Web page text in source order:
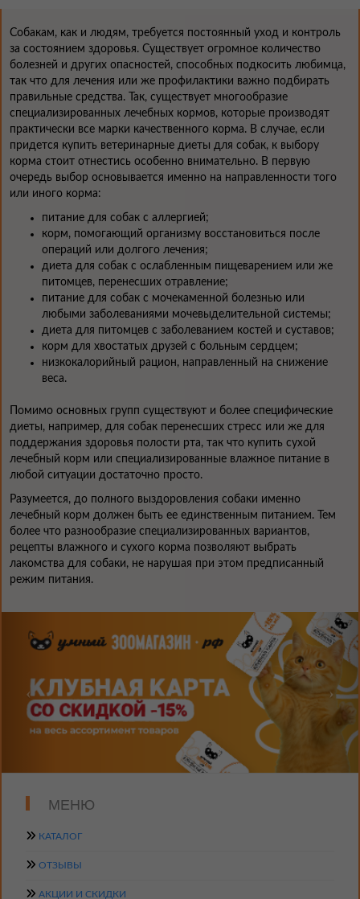
Собакам, как и людям, требуется постоянный уход и контроль
за состоянием здоровья. Существует огромное количество
болезней и других опасностей, способных подкосить любимца,
так что для лечения или же профилактики важно подбирать
правильные средства. Так, существует многообразие
специализированных лечебных кормов, которые производят
практически все марки качественного корма. В случае, если
придется купить ветеринарные диеты для собак, к выбору
корма стоит отнестись особенно внимательно. В первую
очередь выбор основывается именно на направленности того
или иного корма:
питание для собак с аллергией;
корм, помогающий организму восстановиться после
операций или долгого лечения;
диета для собак с ослабленным пищеварением или же
питомцев, перенесших отравление;
питание для собак с мочекаменной болезнью или
любыми заболеваниями мочевыделительной системы;
диета для питомцев с заболеванием костей и суставов;
корм для хвостатых друзей с больным сердцем;
низкокалорийный рацион, направленный на снижение
веса.
Помимо основных групп существуют и более специфические
диеты, например, для собак перенесших стресс или же для
поддержания здоровья полости рта, так что купить сухой
лечебный корм или специализированные влажное питание в
любой ситуации достаточно просто.
Разумеется, до полного выздоровления собаки именно
лечебный корм должен быть ее единственным питанием. Тем
более что разнообразие специализированных вариантов,
рецепты влажного и сухого корма позволяют выбрать
лакомства для собаки, не нарушая при этом предписанный
режим питания.
МЕНЮ
КАТАЛОГ
ОТЗЫВЫ
АКЦИИ И СКИДКИ